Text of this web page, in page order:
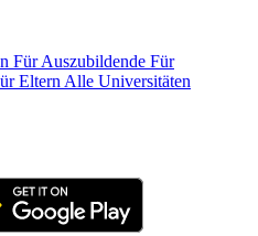
Für Auszubildende Für
Eltern Alle Universitäten